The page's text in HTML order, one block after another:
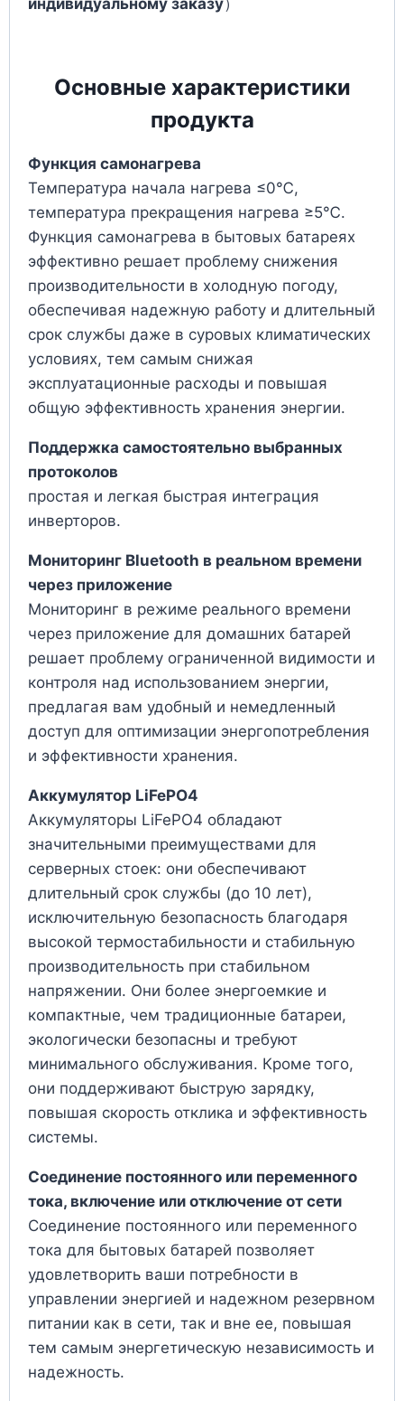
Основные характеристики
продукта
Функция самонагрева
Температура начала нагрева ≤0℃,
температура прекращения нагрева ≥5℃.
Функция самонагрева в бытовых батареях
эффективно решает проблему снижения
производительности в холодную погоду,
обеспечивая надежную работу и длительный
срок службы даже в суровых климатических
условиях, тем самым снижая
эксплуатационные расходы и повышая
общую эффективность хранения энергии.
Поддержка самостоятельно выбранных
протоколов
простая и легкая быстрая интеграция
инверторов.
Мониторинг Bluetooth в реальном времени
через приложение
Мониторинг в режиме реального времени
через приложение для домашних батарей
решает проблему ограниченной видимости и
контроля над использованием энергии,
предлагая вам удобный и немедленный
доступ для оптимизации энергопотребления
и эффективности хранения.
Аккумулятор LiFePO4
Аккумуляторы LiFePO4 обладают
значительными преимуществами для
серверных стоек: они обеспечивают
длительный срок службы (до 10 лет),
исключительную безопасность благодаря
высокой термостабильности и стабильную
производительность при стабильном
напряжении. Они более энергоемкие и
компактные, чем традиционные батареи,
экологически безопасны и требуют
минимального обслуживания. Кроме того,
они поддерживают быструю зарядку,
повышая скорость отклика и эффективность
системы.
Соединение постоянного или переменного
тока, включение или отключение от сети
Соединение постоянного или переменного
тока для бытовых батарей позволяет
удовлетворить ваши потребности в
управлении энергией и надежном резервном
питании как в сети, так и вне ее, повышая
тем самым энергетическую независимость и
надежность.